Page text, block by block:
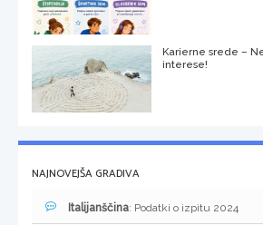
Karierne srede –
interese!
NAJNOVEJŠA GRADIVA
Italijanščina: Podatki o izpitu 2024